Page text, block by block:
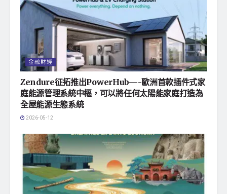
金融財經
Zendure征拓推出PowerHub—-歐洲首款插件式家
庭能源管理系統中樞，可以將任何太陽能家庭打造為
全屋能源生態系統
2026-05-12